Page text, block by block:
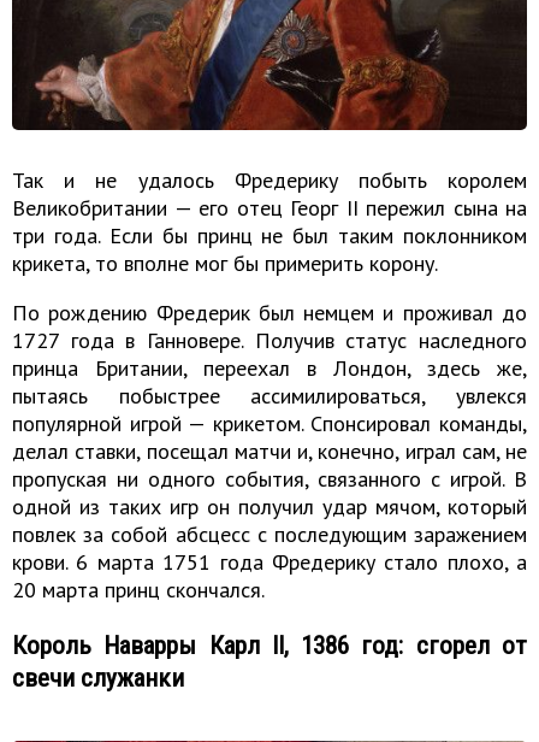
Так и не удалось Фредерику побыть королем
Великобритании — его отец Георг II пережил сына на
три года. Если бы принц не был таким поклонником
крикета, то вполне мог бы примерить корону.
По рождению Фредерик был немцем и проживал до
1727 года в Ганновере. Получив статус наследного
принца Британии, переехал в Лондон, здесь же,
пытаясь побыстрее ассимилироваться, увлекся
популярной игрой — крикетом. Спонсировал команды,
делал ставки, посещал матчи и, конечно, играл сам, не
пропуская ни одного события, связанного с игрой. В
одной из таких игр он получил удар мячом, который
повлек за собой абсцесс с последующим заражением
крови. 6 марта 1751 года Фредерику стало плохо, а
20 марта принц скончался.
Король Наварры Карл II, 1386 год: сгорел от
свечи служанки